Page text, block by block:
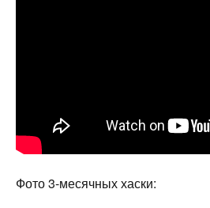
Фото 3-месячных хаски: